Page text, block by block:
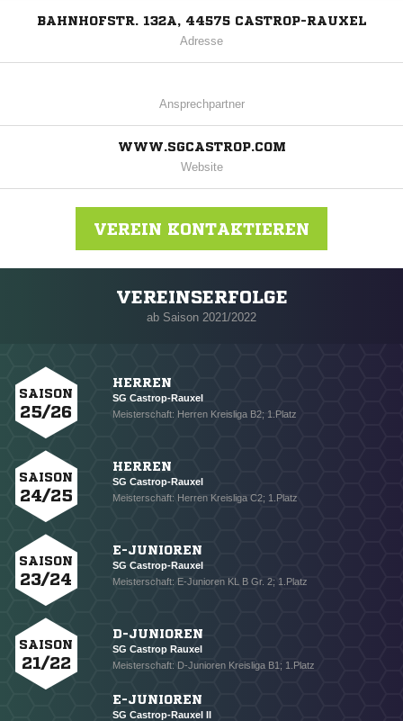
BAHNHOFSTR. 132A, 44575 CASTROP-RAUXEL
Adresse
Ansprechpartner
WWW.SGCASTROP.COM
Website
VEREIN KONTAKTIEREN
Nachricht an SG Castrop-Rauxel
VEREINSERFOLGE
ab Saison 2021/2022
SAISON
25/26
HERREN
SG Castrop-Rauxel
Meisterschaft: Herren Kreisliga B2; 1.Platz
SAISON
24/25
HERREN
SG Castrop-Rauxel
Meisterschaft: Herren Kreisliga C2; 1.Platz
SAISON
23/24
E-JUNIOREN
SG Castrop-Rauxel
Meisterschaft: E-Junioren KL B Gr. 2; 1.Platz
SAISON
21/22
D-JUNIOREN
SG Castrop Rauxel
Meisterschaft: D-Junioren Kreisliga B1; 1.Platz
E-JUNIOREN
SG Castrop-Rauxel II